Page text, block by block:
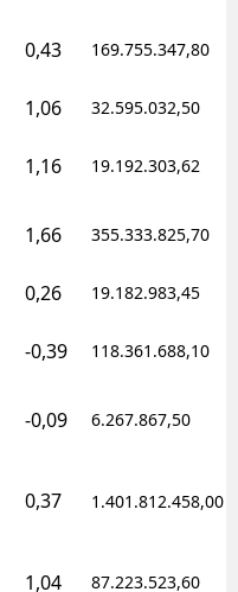
0,43 169.755.347,80
1,06 32.595.032,50
1,16 19.192.303,62
1,66 355.333.825,70
0,26 19.182.983,45
-0,39 118.361.688,10
-0,09 6.267.867,50
0,37 1.401.812.458,00
1,04 87.223.523,60